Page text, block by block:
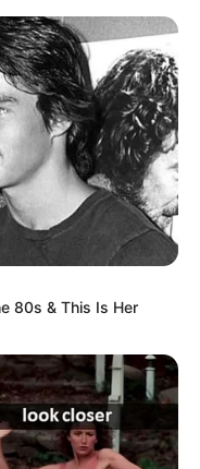
que le
bien informado, por
80s & This Is Her